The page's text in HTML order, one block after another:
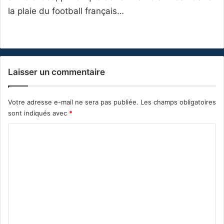
la plaie du football français…
Laisser un commentaire
Votre adresse e-mail ne sera pas publiée. Les champs obligatoires
sont indiqués avec *